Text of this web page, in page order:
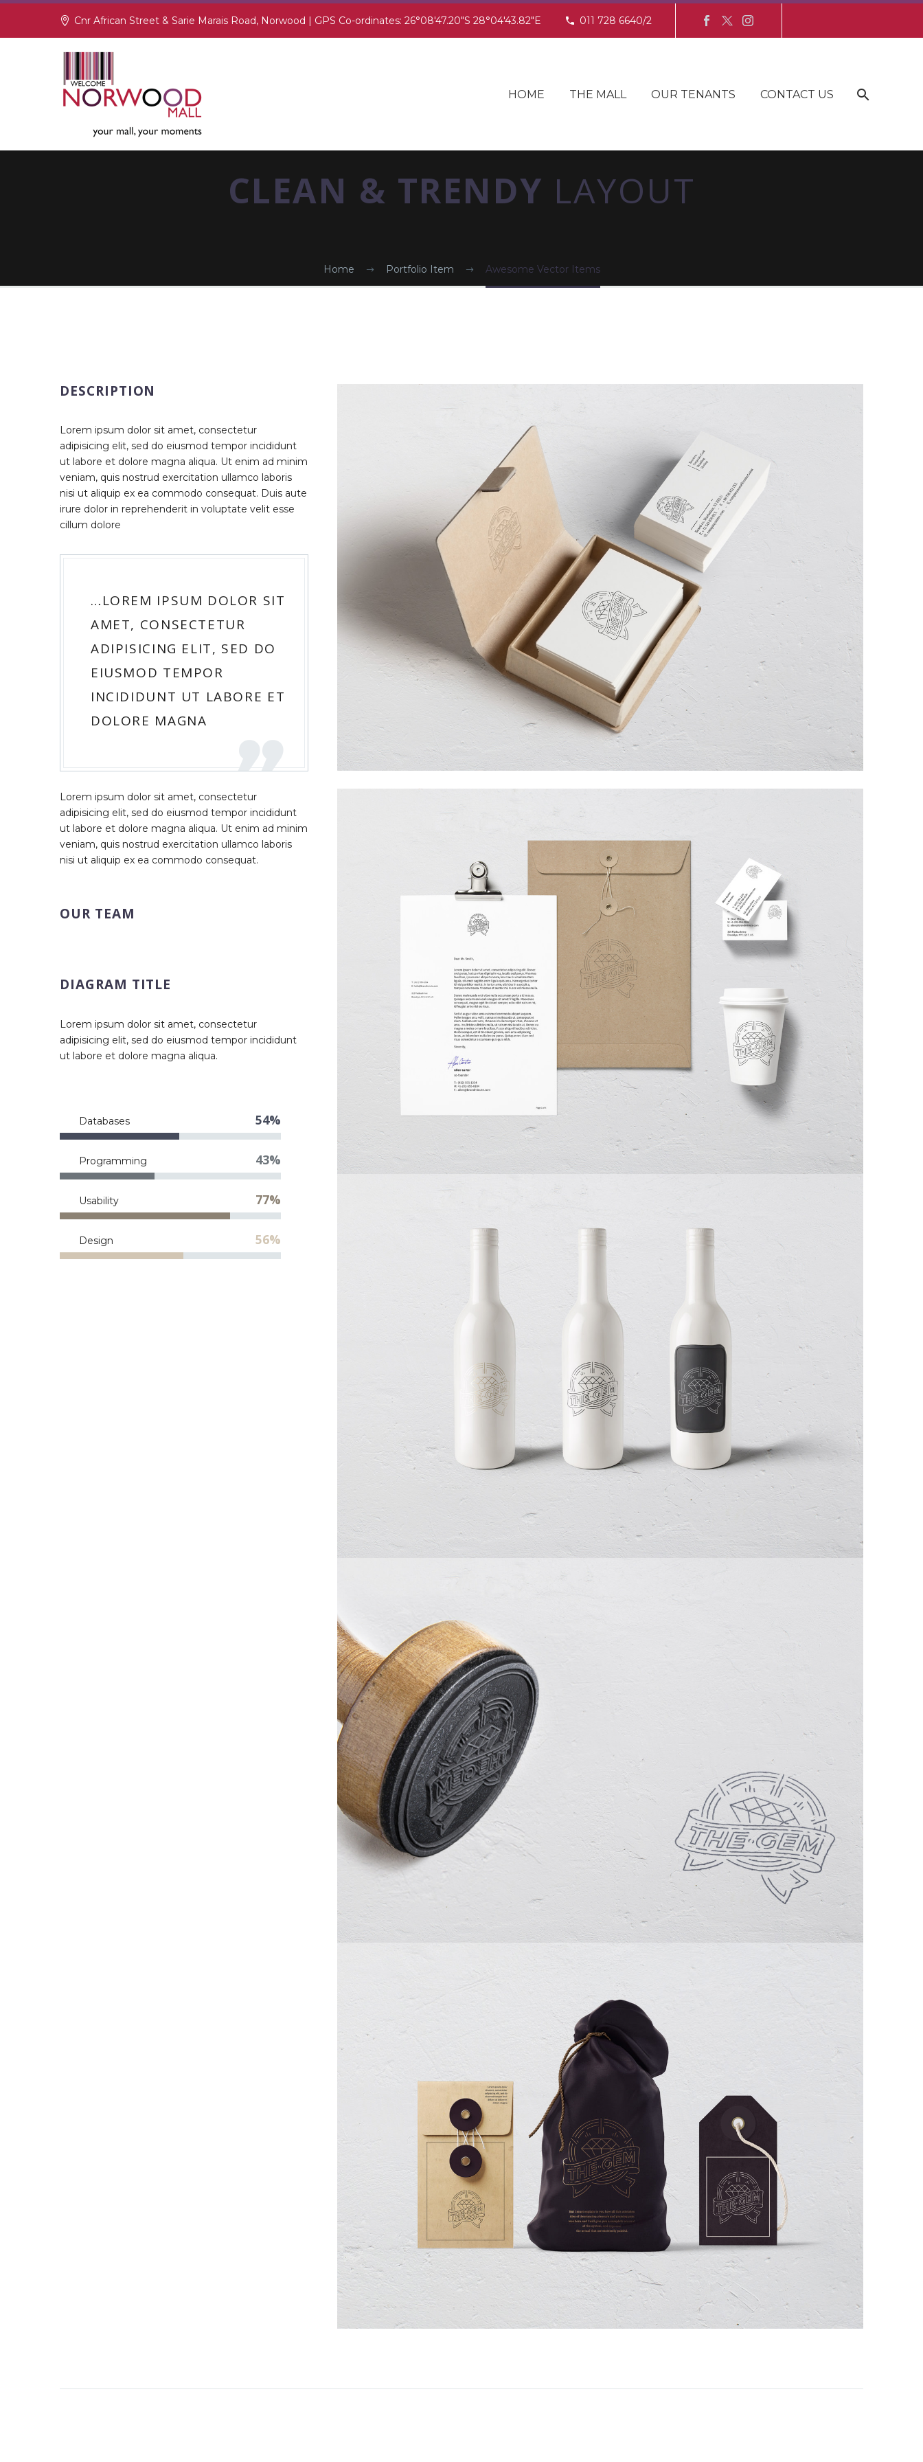
Cnr African Street & Sarie Marais Road, Norwood | GPS Co-ordinates: 26°08'47.20"S 28°04'43.82"E 011 728 6640/2
HOME THE MALL OUR TENANTS CONTACT US
CLEAN & TRENDY LAYOUT
Home Portfolio Item Awesome Vector Items
DESCRIPTION
Lorem ipsum dolor sit amet, consectetur
adipisicing elit, sed do eiusmod tempor incididunt
ut labore et dolore magna aliqua. Ut enim ad minim
veniam, quis nostrud exercitation ullamco laboris
nisi ut aliquip ex ea commodo consequat. Duis aute
irure dolor in reprehenderit in voluptate velit esse
cillum dolore
…LOREM IPSUM DOLOR SIT
AMET, CONSECTETUR
ADIPISICING ELIT, SED DO
EIUSMOD TEMPOR
INCIDIDUNT UT LABORE ET
DOLORE MAGNA
Lorem ipsum dolor sit amet, consectetur
adipisicing elit, sed do eiusmod tempor incididunt
ut labore et dolore magna aliqua. Ut enim ad minim
veniam, quis nostrud exercitation ullamco laboris
nisi ut aliquip ex ea commodo consequat.
OUR TEAM
DIAGRAM TITLE
Lorem ipsum dolor sit amet, consectetur
adipisicing elit, sed do eiusmod tempor incididunt
ut labore et dolore magna aliqua.
Databases 54%
Programming 43%
Usability 77%
Design 56%